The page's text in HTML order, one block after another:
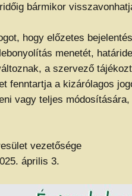
bármikor
hogy előzetes
menetét,
a szervező
fenntartja a kizárólagos
vagy teljes
vezetősége
április 3.